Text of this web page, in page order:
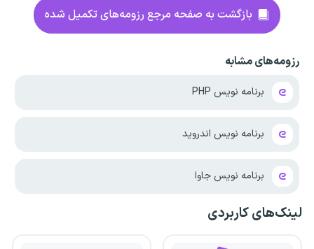
بازگشت به صفحه مرجع رزومه‌های تکمیل شده
رزومه‌های مشابه
برنامه نویس PHP
برنامه نویس اندروید
برنامه نویس جاوا
لینک‌های کاربردی